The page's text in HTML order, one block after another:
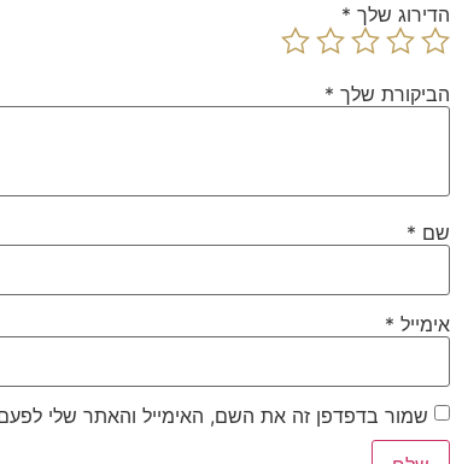
הדירוג שלך *
הביקורת שלך *
שם *
אימייל *
שמור בדפדפן זה את השם, האימייל והאתר שלי